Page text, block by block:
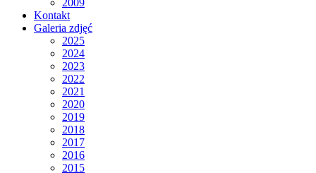
2009
Kontakt
Galeria zdjęć
2025
2024
2023
2022
2021
2020
2019
2018
2017
2016
2015